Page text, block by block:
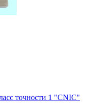
точности 1 "CNIC"